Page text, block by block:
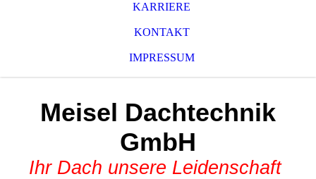
KARRIERE
KONTAKT
IMPRESSUM
Meisel Dachtechnik
GmbH
Ihr Dach unsere Leidenschaft